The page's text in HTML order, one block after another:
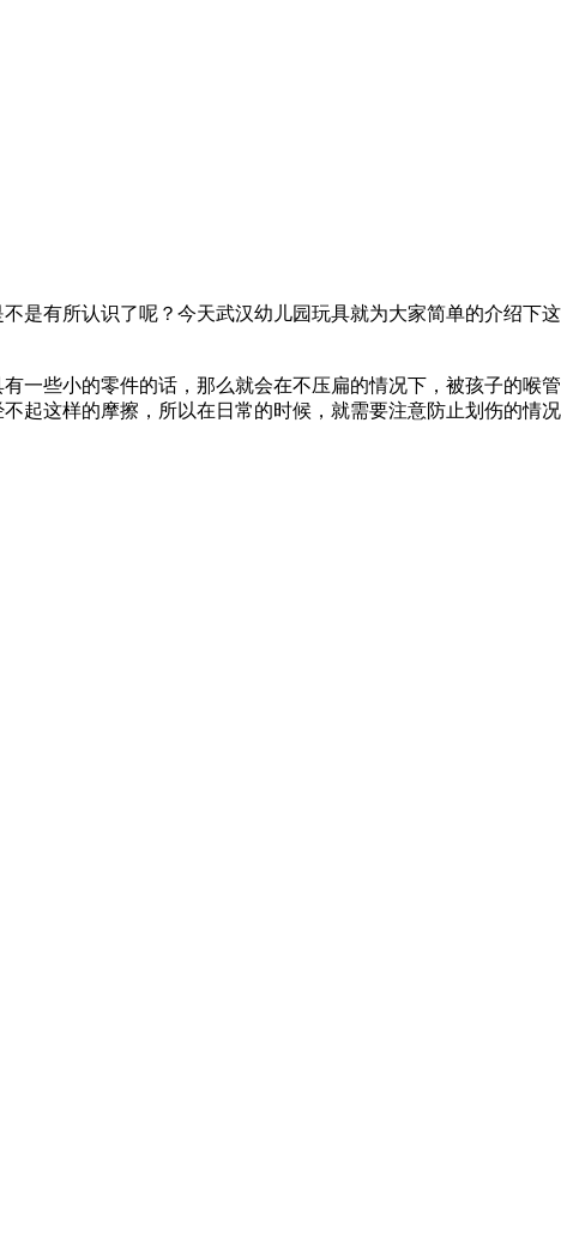
是有所认识了呢？今天武汉幼儿园玩具就为大家简单的介绍下这
一些小的零件的话，那么就会在不压扁的情况下，被孩子的喉管
起这样的摩擦，所以在日常的时候，就需要注意防止划伤的情况